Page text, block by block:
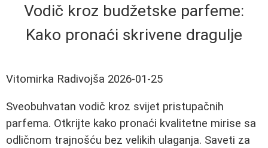
Vodič kroz budžetske parfeme:
Kako pronaći skrivene dragulje
Vitomirka Radivojša 2026-01-25
Sveobuhvatan vodič kroz svijet pristupačnih
parfema. Otkrijte kako pronaći kvalitetne mirise sa
odličnom trajnošću bez velikih ulaganja. Saveti za